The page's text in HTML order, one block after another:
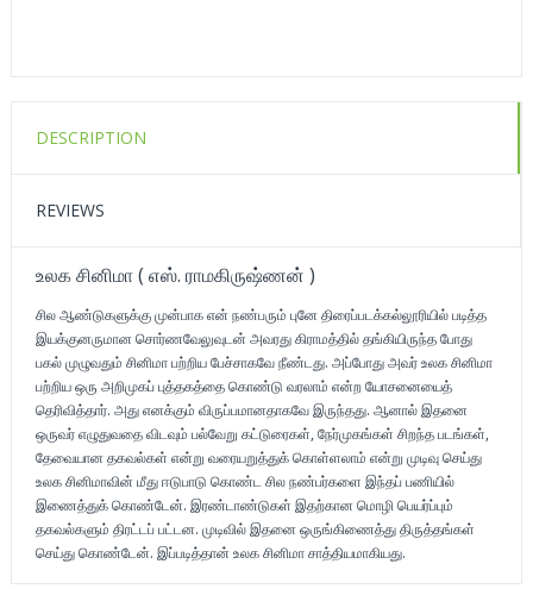
DESCRIPTION
REVIEWS
உலக சினிமா ( எஸ். ராமகிருஷ்ணன் )
சில ஆண்டுகளுக்கு முன்பாக என் நண்பரும் புனே திரைப்படக்கல்லூரியில் படித்த
இயக்குனருமான சொர்ணவேலுவுடன் அவரது கிராமத்தில் தங்கியிருந்த போது
பகல் முழுவதும் சினிமா பற்றிய பேச்சாகவே நீண்டது. அப்போது அவர் உலக சினிமா
பற்றிய ஒரு அறிமுகப் புத்தகத்தை கொண்டு வரலாம் என்ற யோசனையைத்
தெரிவித்தார். அது எனக்கும் விருப்பமானதாகவே இருந்தது. ஆனால் இதனை
ஒருவர் எழுதுவதை விடவும் பல்வேறு கட்டுரைகள், நேர்முகங்கள் சிறந்த படங்கள்,
தேவையான தகவல்கள் என்று வரையறுத்துக் கொள்ளலாம் என்று முடிவு செய்து
உலக சினிமாவின் மீது ஈடுபாடு கொண்ட சில நண்பர்களை இந்தப் பணியில்
இணைத்துக் கொண்டேன். இரண்டாண்டுகள் இதற்கான மொழி பெயர்ப்பும்
தகவல்களும் திரட்டப் பட்டன. முடிவில் இதனை ஒருங்கிணைத்து திருத்தங்கள்
செய்து கொண்டேன். இப்படித்தான் உலக சினிமா சாத்தியமாகியது.